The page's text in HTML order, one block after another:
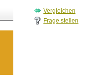
Frage stellen